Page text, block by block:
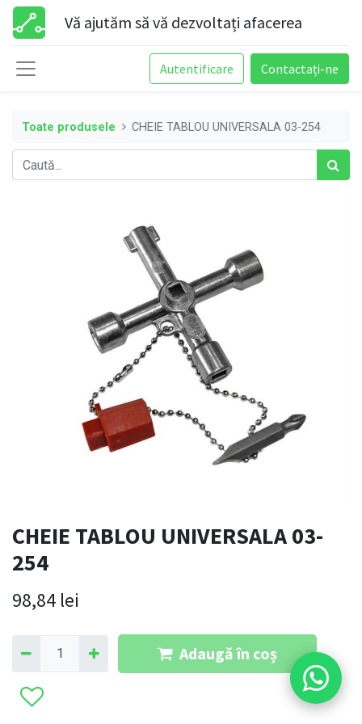
Vă ajutăm să vă dezvoltați afacerea
Autentificare Contactați-ne
Toate produsele CHEIE TABLOU UNIVERSALA 03-254
CHEIE TABLOU UNIVERSALA 03-
254
98,84 lei
Adaugă în coș